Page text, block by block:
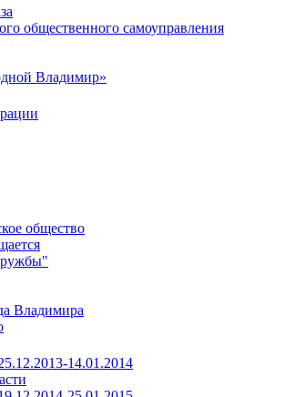
общественного самоуправления
Владимир»
общество
Владимира
14.01.2014